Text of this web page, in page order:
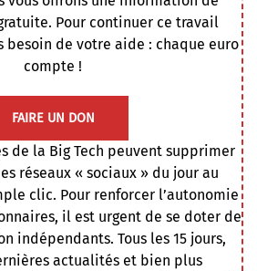
Pour continuer ce travail
besoin de votre aide : chaque euro
compte !
FAIRE UN DON
de la Big Tech peuvent supprimer
réseaux « sociaux » du jour au
clic. Pour renforcer l’autonomie
il est urgent de se doter de
indépendants. Tous les 15 jours,
actualités et bien plus